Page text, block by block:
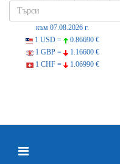
към 07.08.2026 г.
1 USD =
0.86690 €
1 GBP =
1.16600 €
1 CHF =
1.06990 €